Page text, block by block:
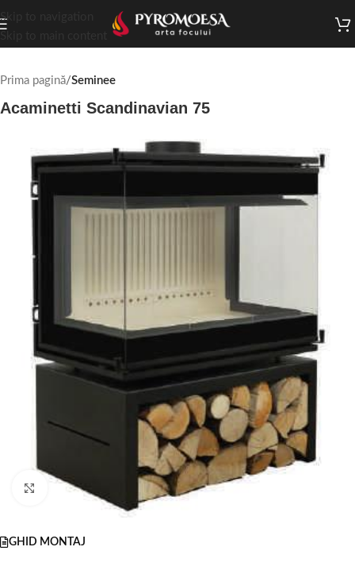
Skip to navigation
Prima pagină Seminee
Acaminetti Scandinavian 75
Faceți click pentru a mări
GHID MONTAJ